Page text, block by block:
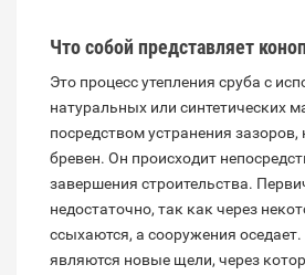
Что собой представляет
Это процесс утепления сруба с
натуральных или синтетических
посредством устранения
бревен. Он происходит
завершения строительства.
недостаточно, так как через
ссыхаются, а сооружения
являются новые щели, через